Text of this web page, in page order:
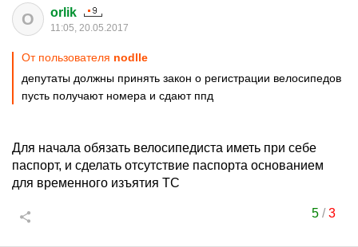
O orlik
11:05, 20.05.2017
От пользователя nodlle
депутаты должны принять закон о регистрации велосипедов
пусть получают номера и сдают ппд
Для начала обязать велосипедиста иметь при себе
паспорт, и сделать отсутствие паспорта основанием
для временного изъятия ТС
5/3